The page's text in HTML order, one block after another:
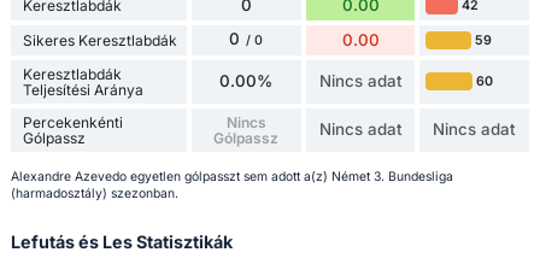
Keresztlabdák 0 0.00 42
Sikeres Keresztlabdák 0 / 0 0.00 59
Keresztlabdák
Teljesítési Aránya
0.00% Nincs adat 60
Percekenkénti
Gólpassz
Nincs
Gólpassz
Nincs adat Nincs adat
Alexandre Azevedo egyetlen gólpasszt sem adott a(z) Német 3. Bundesliga
(harmadosztály) szezonban.
Lefutás és Les Statisztikák